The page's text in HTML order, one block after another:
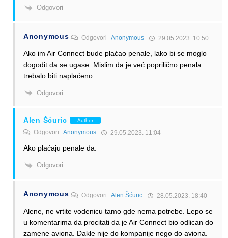
Odgovori
Anonymous OdgovoriAnonymous 29.05.2023. 10:50
Ako im Air Connect bude plaćao penale, lako bi se moglo
dogodit da se ugase. Mislim da je već poprilično penala
trebalo biti naplaćeno.
Odgovori
Alen Šćuric Author
Odgovori Anonymous 29.05.2023. 11:04
Ako plaćaju penale da.
Odgovori
Anonymous OdgovoriAlen Šćuric 28.05.2023. 18:40
Alene, ne vrtite vodenicu tamo gde nema potrebe. Lepo se
u komentarima da procitati da je Air Connect bio odlican do
zamene aviona. Dakle nije do kompanije nego do aviona.